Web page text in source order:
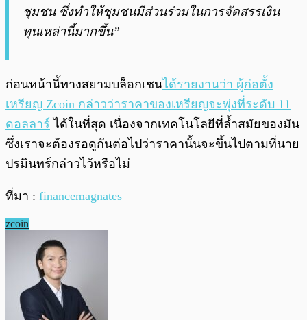
ชุมชน ซึ่งทำให้ชุมชนมีส่วนร่วมในการจัดสรรเงิน
ทุนเหล่านี้มากขึ้น”
ก่อนหน้านี้ทางสยามบล็อกเชนได้รายงานว่า ผู้ก่อตั้ง
เหรียญ Zcoin กล่าวว่าราคาของเหรียญจะพุ่งที่ระดับ 11
ดอลลาร์ ได้ในที่สุด เนื่องจากเทคโนโลยีที่ล้ำสมัยของมัน
ซึ่งเราจะต้องรอดูกันต่อไปว่าราคานั้นจะขึ้นไปตามที่นาย
ปรมินทร์กล่าวไว้หรือไม่
ที่มา : financemagnates
zcoin